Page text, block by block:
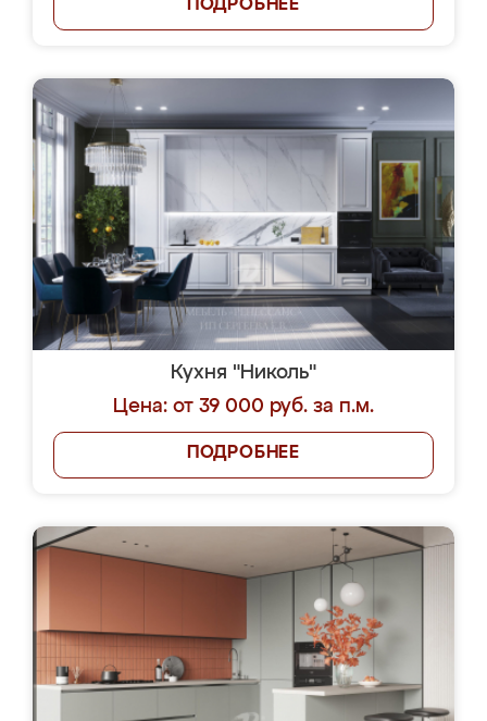
ПОДРОБНЕЕ
Кухня "Николь"
Цена: от 39 000 руб. за п.м.
ПОДРОБНЕЕ